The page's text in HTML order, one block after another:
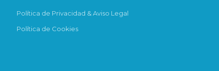
Política de Privacidad & Aviso Legal
Política de Cookies